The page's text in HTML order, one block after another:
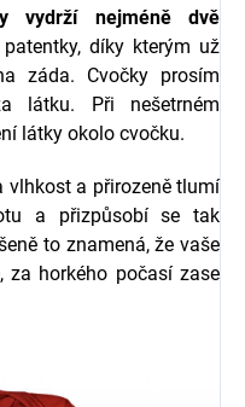
vydrží nejméně dvě
díky kterým už
záda. Cvočky prosím
látku. Při nešetrném
látky okolo cvočku.
vlhkost a přirozeně tlumí
a přizpůsobí se tak
to znamená, že vaše
za horkého počasí zase